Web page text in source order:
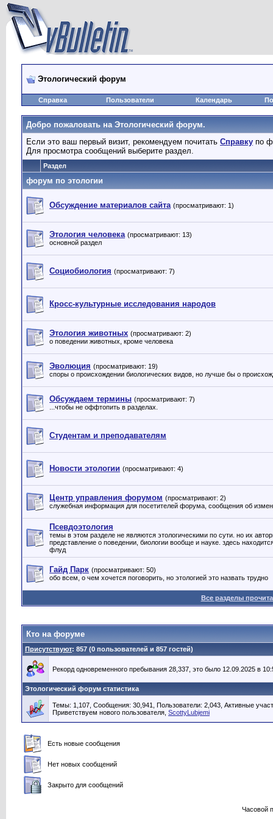
Этологический форум
Справка Пользователи Календарь
Добро пожаловать на Этологический форум.
Если это ваш первый визит, рекомендуем почитать Справку по
Для просмотра сообщений выберите раздел.
Раздел
форум по этологии
Обсуждение материалов сайта (просматривают: 1)
Этология человека (просматривают: 13)
основной раздел
Социобиология (просматривают: 7)
Кросс-культурные исследования народов
Этология животных (просматривают: 2)
о поведении животных, кроме человека
Эволюция (просматривают: 19)
споры о происхождении биологических видов, но лучше бы о
Обсуждаем термины (просматривают: 7)
...чтобы не оффтопить в разделах.
Студентам и преподавателям
Новости этологии (просматривают: 4)
Центр управления форумом (просматривают: 2)
служебная информация для посетителей форума, сообщения об
Псевдоэтология
темы в этом разделе не являются этологическими по сути. но их
представление о поведении, биологии вообще и науке. здесь
флуд
Гайд Парк (просматривают: 50)
обо всем, о чем хочется поговорить, но этологией это назвать трудно
Все разделы
Кто на форуме
Присутствуют: 857 (0 пользователей и 857 гостей)
Рекорд одновременного пребывания 28,337, это было 12.09.2025 в
Этологический форум статистика
Темы: 1,107, Сообщения: 30,941, Пользователи: 2,043, Активные
Приветствуем нового пользователя, ScottyLubjemi
Есть новые сообщения
Нет новых сообщений
Закрыто для сообщений
Часовой